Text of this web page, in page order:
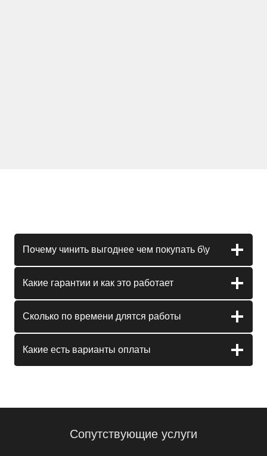
Почему чинить выгоднее чем покупать б\у
Какие гарантии и как это работает
Сколько по времени длятся работы
Какие есть варианты оплаты
Сопутствующие услуги